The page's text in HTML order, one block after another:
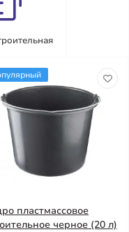
пластмассовое
черное (20 л)